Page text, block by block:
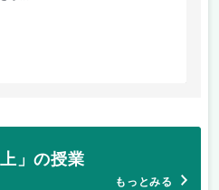
」の授業
もっとみる